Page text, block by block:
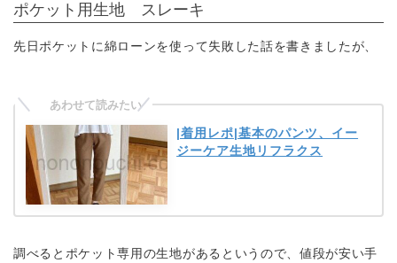
ポケット用生地 スレーキ
先日ポケットに綿ローンを使って失敗した話を書きましたが、
|着用レポ|基本のパンツ、イー
ジーケア生地リフラクス
調べるとポケット専用の生地があるというので、値段が安い手